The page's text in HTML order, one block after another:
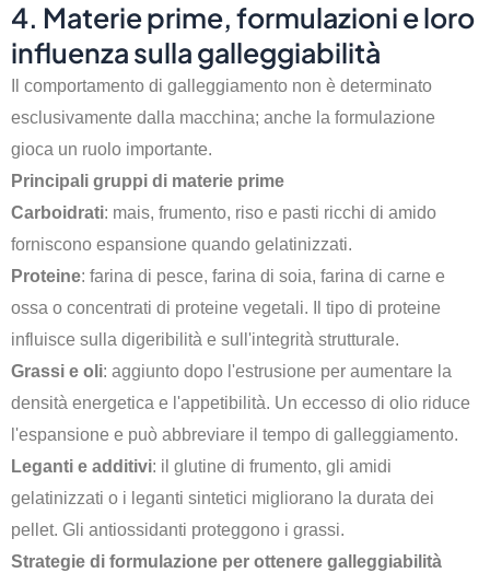
4. Materie prime, formulazioni e loro
influenza sulla galleggiabilità
Il comportamento di galleggiamento non è determinato
esclusivamente dalla macchina; anche la formulazione
gioca un ruolo importante.
Principali gruppi di materie prime
Carboidrati: mais, frumento, riso e pasti ricchi di amido
forniscono espansione quando gelatinizzati.
Proteine: farina di pesce, farina di soia, farina di carne e
ossa o concentrati di proteine vegetali. Il tipo di proteine
influisce sulla digeribilità e sull'integrità strutturale.
Grassi e oli: aggiunto dopo l'estrusione per aumentare la
densità energetica e l'appetibilità. Un eccesso di olio riduce
l'espansione e può abbreviare il tempo di galleggiamento.
Leganti e additivi: il glutine di frumento, gli amidi
gelatinizzati o i leganti sintetici migliorano la durata dei
pellet. Gli antiossidanti proteggono i grassi.
Strategie di formulazione per ottenere galleggiabilità